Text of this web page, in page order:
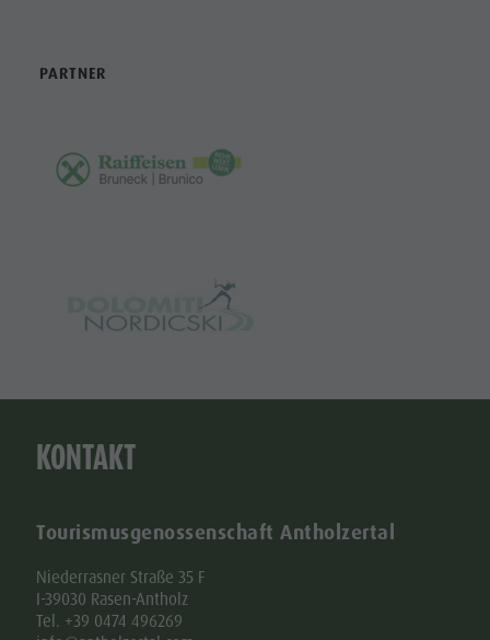
PARTNER
KONTAKT
Tourismusgenossenschaft Antholzertal
Niederrasner Straße 35 F
I-39030 Rasen-Antholz
Tel. +39 0474 496269